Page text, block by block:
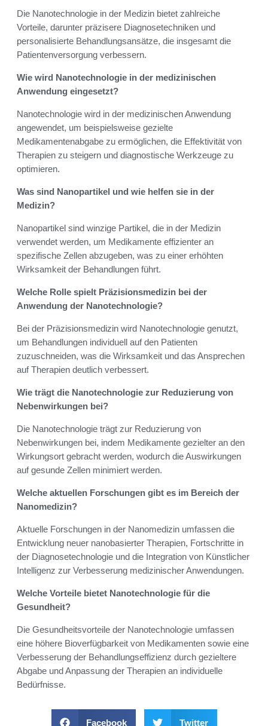
Die Nanotechnologie in der Medizin bietet zahlreiche
Vorteile, darunter präzisere Diagnosetechniken und
personalisierte Behandlungsansätze, die insgesamt die
Patientenversorgung verbessern.
Wie wird Nanotechnologie in der medizinischen
Anwendung eingesetzt?
Nanotechnologie wird in der medizinischen Anwendung
angewendet, um beispielsweise gezielte
Medikamentenabgabe zu ermöglichen, die Effektivität von
Therapien zu steigern und diagnostische Werkzeuge zu
optimieren.
Was sind Nanopartikel und wie helfen sie in der
Medizin?
Nanopartikel sind winzige Partikel, die in der Medizin
verwendet werden, um Medikamente effizienter an
spezifische Zellen abzugeben, was zu einer erhöhten
Wirksamkeit der Behandlungen führt.
Welche Rolle spielt Präzisionsmedizin bei der
Anwendung der Nanotechnologie?
Bei der Präzisionsmedizin wird Nanotechnologie genutzt,
um Behandlungen individuell auf den Patienten
zuzuschneiden, was die Wirksamkeit und das Ansprechen
auf Therapien deutlich verbessert.
Wie trägt die Nanotechnologie zur Reduzierung von
Nebenwirkungen bei?
Die Nanotechnologie trägt zur Reduzierung von
Nebenwirkungen bei, indem Medikamente gezielter an den
Wirkungsort gebracht werden, wodurch die Auswirkungen
auf gesunde Zellen minimiert werden.
Welche aktuellen Forschungen gibt es im Bereich der
Nanomedizin?
Aktuelle Forschungen in der Nanomedizin umfassen die
Entwicklung neuer nanobasierter Therapien, Fortschritte in
der Diagnosetechnologie und die Integration von Künstlicher
Intelligenz zur Verbesserung medizinischer Anwendungen.
Welche Vorteile bietet Nanotechnologie für die
Gesundheit?
Die Gesundheitsvorteile der Nanotechnologie umfassen
eine höhere Bioverfügbarkeit von Medikamenten sowie eine
Verbesserung der Behandlungseffizienz durch gezieltere
Abgabe und Anpassung der Therapien an individuelle
Bedürfnisse.
Facebook Twitter